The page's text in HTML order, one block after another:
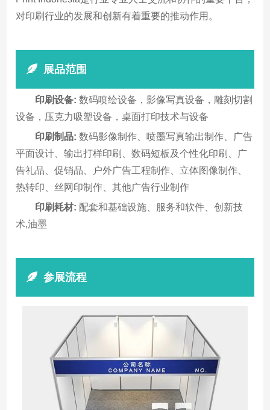
对印刷行业的发展和创新有着重要的推动作用。
展品范围
印刷设备: 数码喷绘设备，影像写真设备，雕刻切割
设备，压克力吸塑设备，桌面打印技术与设备
印刷制品: 数码影像制作、喷墨写真输出制作、广告
平面设计、输出打样印刷、数码短板及个性化印刷、广
告礼品、促销品、户外广告工程制作、立体图像制作、
热转印、丝网印制作、其他广告行业制作
印刷耗材: 配套和基础设施、服务和软件、创新技
术,油墨
参展流程